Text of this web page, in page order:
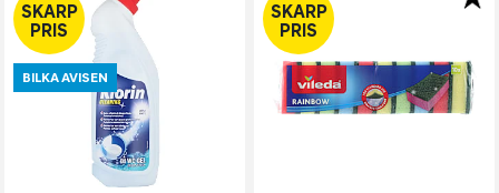
SKARP
PRIS
BILKA AVISEN
SKARP
PRIS